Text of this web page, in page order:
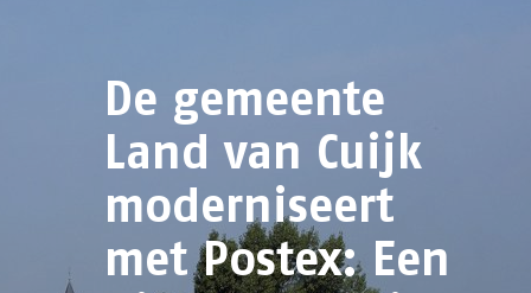
Contact
Careers
Insights
De gemeente
Land van Cuijk
moderniseert
met Postex: Een